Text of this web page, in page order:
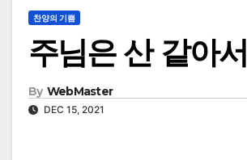
찬양의 기쁨
주님은 산 같아서
By WebMaster
DEC 15, 2021